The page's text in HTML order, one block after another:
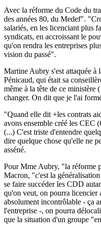
Avec la réforme du Code du
des années 80, du Medef".
salariés, en les licenciant plus
syndicats, en accroissant le
qu'on rendra les entreprises
vision du passé".
Martine Aubry s'est attaquée
Pénicaud, qui était sa
même à la tête de ce
changer. On dit que je l'ai
"Quand elle dit +les contrats
avons ensemble créé les CEC
(...) C'est triste d'entendre
dire quelque chose qu'elle ne
asséné.
Pour Mme Aubry, "la réforme
Macron, "c'est la
se faire succéder les CDD
qu'on veut, on pourra licencier
absolument incontrôlable - ça
l'entreprise -, on pourra
que la situation d'un groupe